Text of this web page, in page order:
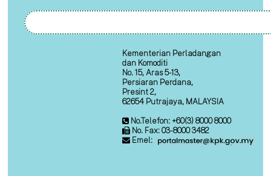
Kementerian Perladangan
dan Komoditi
No. 15, Aras 5-13,
Persiaran Perdana,
Presint 2,
62654 Putrajaya, MALAYSIA
No.Telefon: +60(3) 8000 8000
No. Fax: 03-8000 3482
Emel: